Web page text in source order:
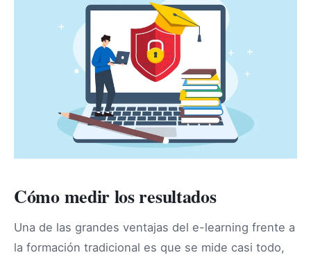
Cómo medir los resultados
Una de las grandes ventajas del e-learning frente a
la formación tradicional es que se mide casi todo,